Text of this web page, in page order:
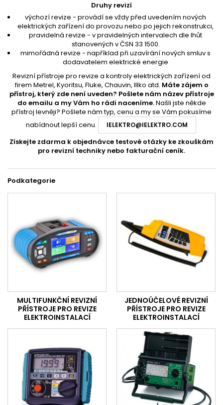
Druhy revizí
výchozí revize - provádí se vždy před uvedením nových
elektrických zařízení do provozu nebo po jejich rekonstrukci,
pravidelná revize - v pravidelných intervalech dle lhůt
stanovených v ČSN 33 1500.
mimořádná revize - například při uzavírání nových smluv s
dodavatelem elektrické energie
Revizní přístroje pro revize a kontroly elektrických zařízení od
firem Metrel, Kyoritsu, Fluke, Chauvin, Illko atd. Máte zájem o
přístroj, který zde není uveden? Pošlete nám název přístroje
do emailu a my Vám ho rádi naceníme.Našli jste někde
přístroj levněji? Pošlete nám typ, cenu a my se Vám pokusíme
nabídnout lepší cenu.
IELEKTRO@IELEKTRO.COM
Získejte zdarma k objednávce testové otázky ke zkouškám
pro revizní techniky nebo fakturační ceník.
Podkategorie
MULTIFUNKČNÍ REVIZNÍ
PŘÍSTROJE PRO REVIZE
ELEKTROINSTALACÍ
JEDNOÚČELOVÉ REVIZNÍ
PŘÍSTROJE PRO REVIZE
ELEKTROINSTALACÍ